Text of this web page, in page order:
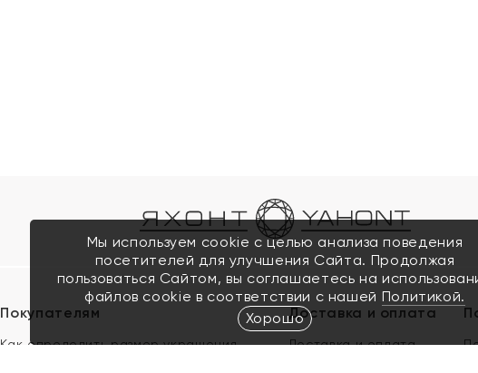
Покупателям
Как определить размер украшения
Доставка и оплата
Доставка и оплата
Мы используем cookie с целью анализа поведения
посетителей для улучшения Сайта. Продолжая
пользоваться Сайтом, вы соглашаетесь на
файлов cookie в соответствии с нашей Политикой.
Хорошо